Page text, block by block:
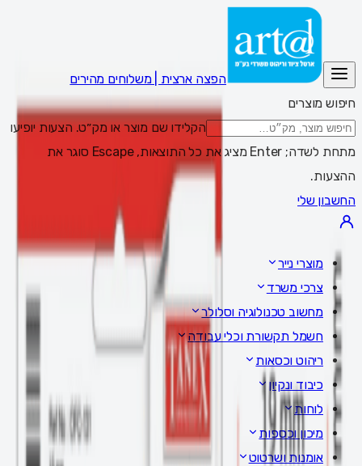
הפצה ארצית | משלוחים מהירים
חיפוש מוצרים
הקלידו שם מוצר או מק״ט. הצעות יופיעו
מתחת לשדה; Enter מציג את כל התוצאות, Escape סוגר את
ההצעות.
החשבון שלי
מוצרי נייר
צרכי משרד
מחשוב טכנולוגיה וסלולר
חשמל תקשורת וכלי עבודה
ריהוט וכסאות
כיבוד ונקיון
לוחות
מיכון וכספות
אומנות ושרטוט